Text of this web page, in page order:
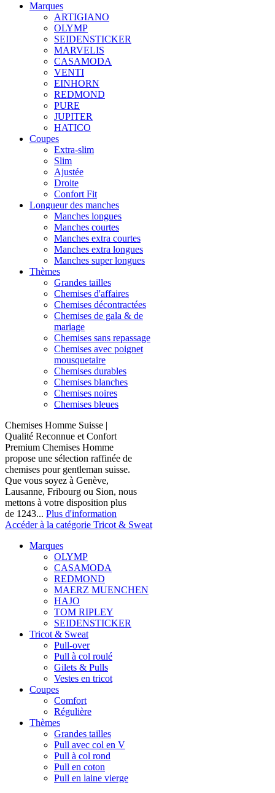
Marques
ARTIGIANO
OLYMP
SEIDENSTICKER
MARVELIS
CASAMODA
VENTI
EINHORN
REDMOND
PURE
JUPITER
HATICO
Coupes
Extra-slim
Slim
Ajustée
Droite
Confort Fit
Longueur des manches
Manches longues
Manches courtes
Manches extra courtes
Manches extra longues
Manches super longues
Thèmes
Grandes tailles
Chemises d'affaires
Chemises décontractées
Chemises de gala & de
mariage
Chemises sans repassage
Chemises avec poignet
mousquetaire
Chemises durables
Chemises blanches
Chemises noires
Chemises bleues
Chemises Homme Suisse |
Qualité Reconnue et Confort
Premium Chemises Homme
propose une sélection raffinée de
chemises pour gentleman suisse.
Que vous soyez à Genève,
Lausanne, Fribourg ou Sion, nous
mettons à votre disposition plus
de 1243... Plus d'information
Accéder à la catégorie Tricot & Sweat
Marques
OLYMP
CASAMODA
REDMOND
MAERZ MUENCHEN
HAJO
TOM RIPLEY
SEIDENSTICKER
Tricot & Sweat
Pull-over
Pull à col roulé
Gilets & Pulls
Vestes en tricot
Coupes
Comfort
Régulière
Thèmes
Grandes tailles
Pull avec col en V
Pull à col rond
Pull en coton
Pull en laine vierge